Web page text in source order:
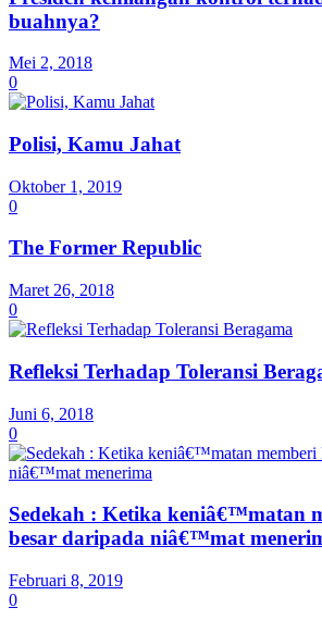
buahnya?
Mei 2, 2018
0
Polisi, Kamu Jahat
Oktober 1, 2019
0
The Former Republic
Maret 26, 2018
0
Refleksi Terhadap Toleransi
Juni 6, 2018
0
Sedekah : Ketika keniâ€™matan
besar daripada niâ€™mat
Februari 8, 2019
0